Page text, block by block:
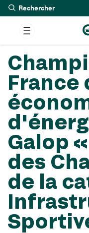
Rechercher
France
Galop
des
de la